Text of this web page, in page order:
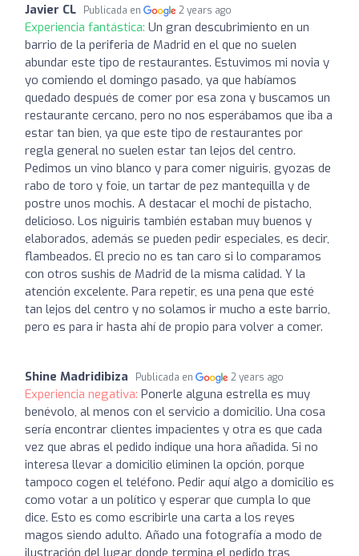
Javier CL Publicada en 2 years ago
Experiencia fantástica: Un gran descubrimiento en un
barrio de la periferia de Madrid en el que no suelen
abundar este tipo de restaurantes. Estuvimos mi novia y
yo comiendo el domingo pasado, ya que habíamos
quedado después de comer por esa zona y buscamos un
restaurante cercano, pero no nos esperábamos que iba a
estar tan bien, ya que este tipo de restaurantes por
regla general no suelen estar tan lejos del centro.
Pedimos un vino blanco y para comer niguiris, gyozas de
rabo de toro y foie, un tartar de pez mantequilla y de
postre unos mochis. A destacar el mochi de pistacho,
delicioso. Los niguiris también estaban muy buenos y
elaborados, además se pueden pedir especiales, es decir,
flambeados. El precio no es tan caro si lo comparamos
con otros sushis de Madrid de la misma calidad. Y la
atención excelente. Para repetir, es una pena que esté
tan lejos del centro y no solamos ir mucho a este barrio,
pero es para ir hasta ahí de propio para volver a comer.
Shine Madridibiza Publicada en 2 years ago
Experiencia negativa: Ponerle alguna estrella es muy
benévolo, al menos con el servicio a domicilio. Una cosa
sería encontrar clientes impacientes y otra es que cada
vez que abras el pedido indique una hora añadida. Si no
interesa llevar a domicilio eliminen la opción, porque
tampoco cogen el teléfono. Pedir aquí algo a domicilio es
como votar a un político y esperar que cumpla lo que
dice. Esto es como escribirle una carta a los reyes
magos siendo adulto. Añado una fotografía a modo de
ilustración del lugar donde termina el pedido tras